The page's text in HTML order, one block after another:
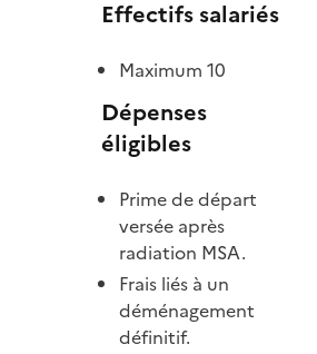
Effectifs salariés
Maximum 10
Dépenses
éligibles
Prime de départ
versée après
radiation MSA.
Frais liés à un
déménagement
définitif.